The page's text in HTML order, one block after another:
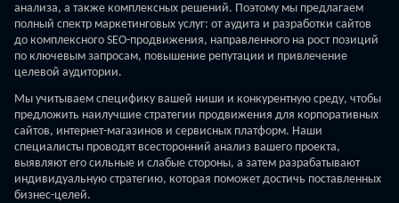
анализа, а также комплексных решений. Поэтому мы предлагаем
полный спектр маркетинговых услуг: от аудита и разработки сайтов
до комплексного SEO-продвижения, направленного на рост позиций
по ключевым запросам, повышение репутации и привлечение
целевой аудитории.
Мы учитываем специфику вашей ниши и конкурентную среду, чтобы
предложить наилучшие стратегии продвижения для корпоративных
сайтов, интернет-магазинов и сервисных платформ. Наши
специалисты проводят всесторонний анализ вашего проекта,
выявляют его сильные и слабые стороны, а затем разрабатывают
индивидуальную стратегию, которая поможет достичь поставленных
бизнес-целей.